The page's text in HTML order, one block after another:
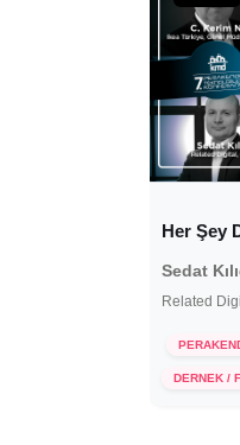
Her Şey
Sedat
Related
DERNEK /